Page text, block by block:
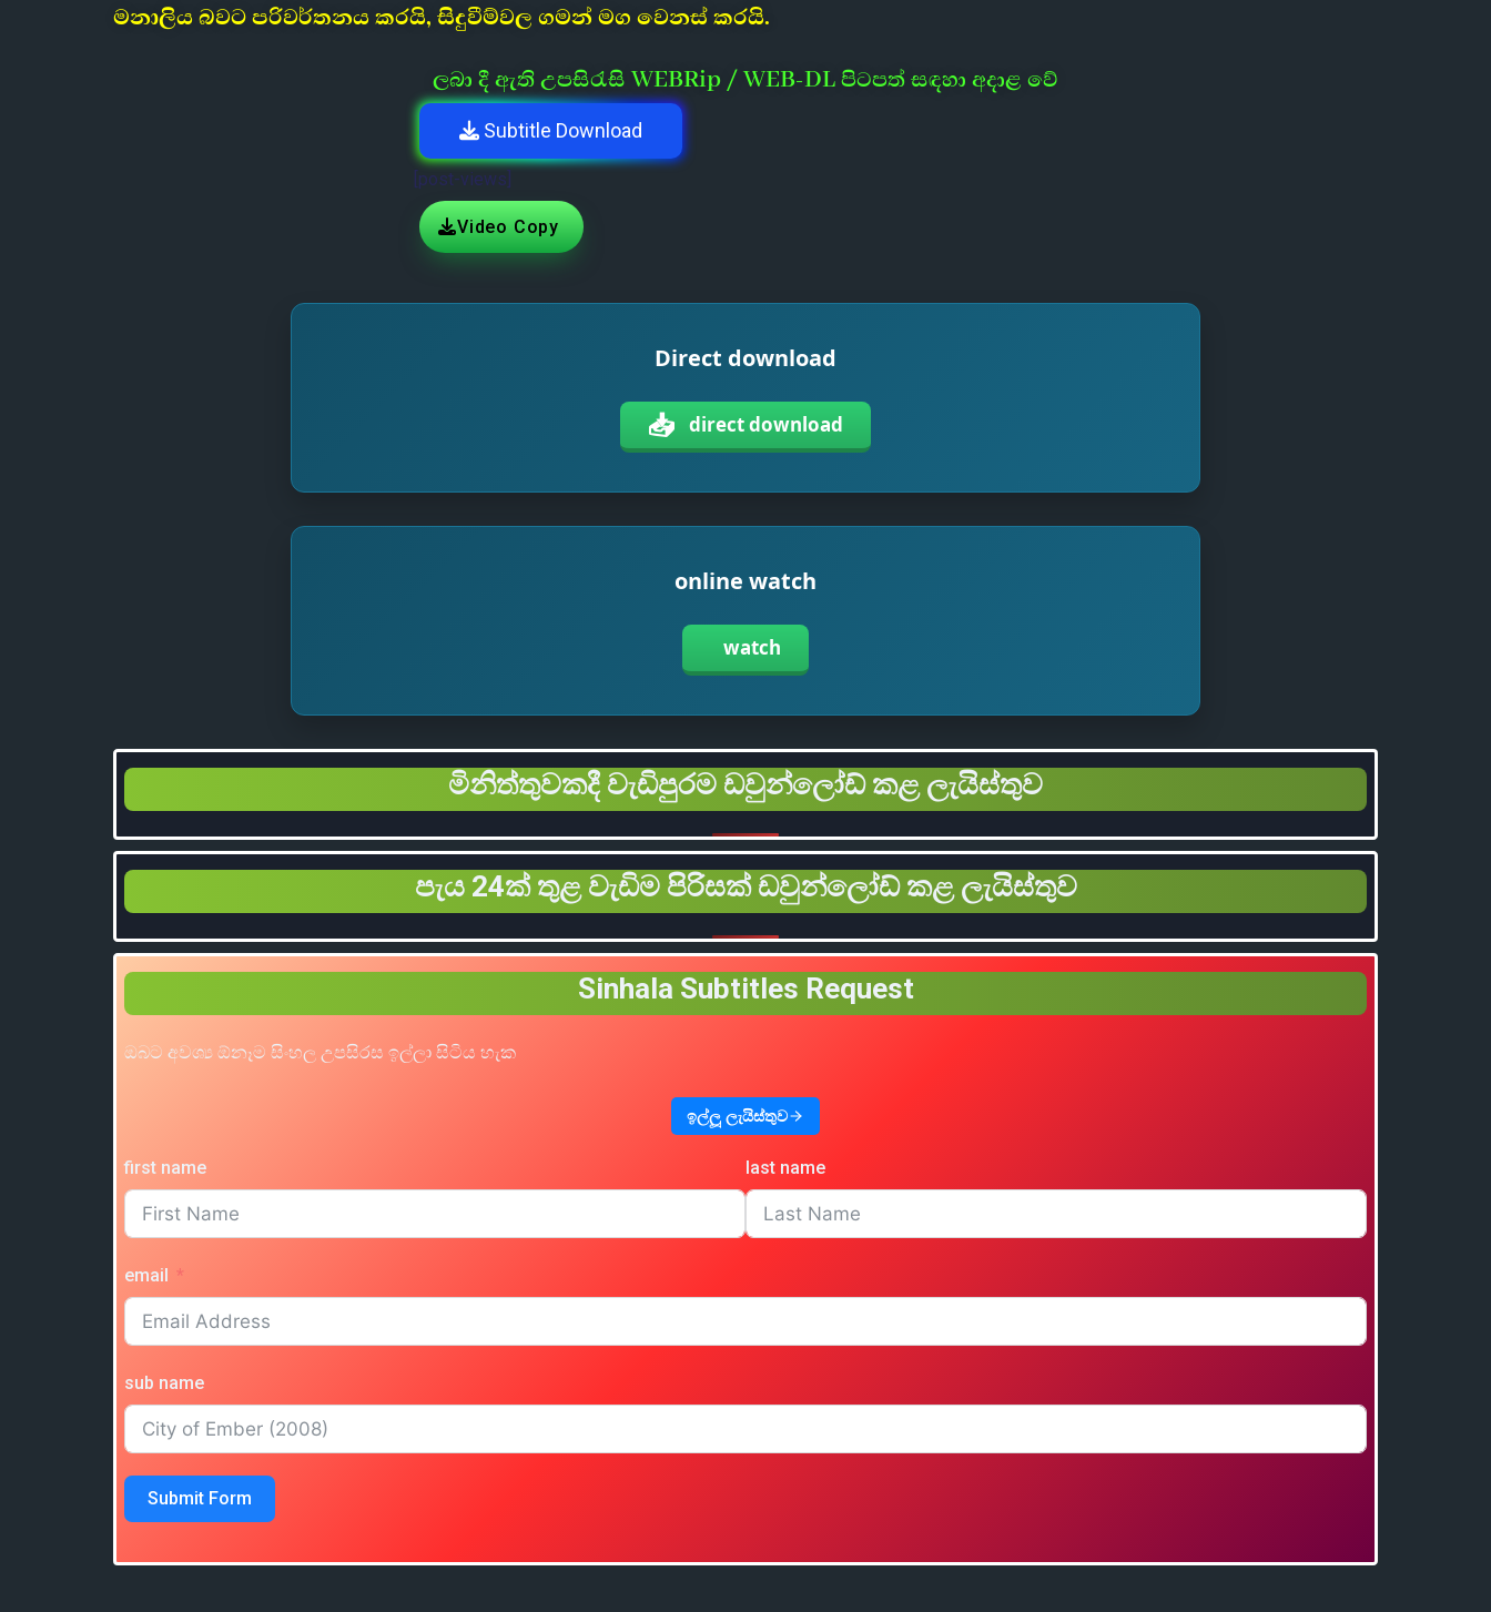
මනාලිය බවට පරිවර්තනය කරයි, සිදුවීම්වල ගමන් මග වෙනස් කරයි.
ලබා දී ඇති උපසිරැසි WEBRip / WEB-DL පිටපත් සඳහා අදාළ වේ
Subtitle Download
[post-views]
Video Copy
Direct download
📥 direct download
online watch
watch
මිනිත්තුවකදී වැඩිපුරම ඩවුන්ලෝඩ් කළ ලැයිස්තුව
පැය 24ක් තුළ වැඩිම පිරිසක් ඩවුන්ලෝඩ් කළ ලැයිස්තුව
Sinhala Subtitles Request
ඔබට අවශ්‍ය ඕනෑම සිංහල උපසිරස ඉල්ලා සිටිය හැක
ඉල්ලූ ලැයිස්තුව
first name last name
email
sub name
Submit Form